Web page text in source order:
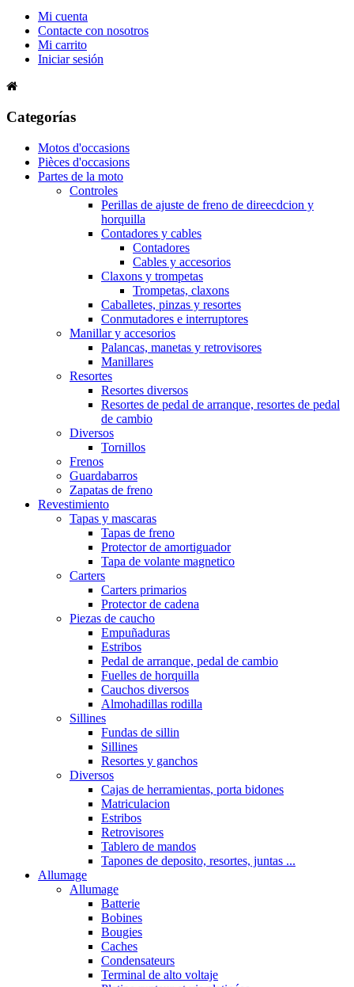
Mi cuenta
Contacte con nosotros
Mi carrito
Iniciar sesión
Categorías
Motos d'occasions
Pièces d'occasions
Partes de la moto
Controles
Perillas de ajuste de freno de direecdcion y
horquilla
Contadores y cables
Contadores
Cables y accesorios
Claxons y trompetas
Trompetas, claxons
Caballetes, pinzas y resortes
Conmutadores e interruptores
Manillar y accesorios
Palancas, manetas y retrovisores
Manillares
Resortes
Resortes diversos
Resortes de pedal de arranque, resortes de pedal
de cambio
Diversos
Tornillos
Frenos
Guardabarros
Zapatas de freno
Revestimiento
Tapas y mascaras
Tapas de freno
Protector de amortiguador
Tapa de volante magnetico
Carters
Carters primarios
Protector de cadena
Piezas de caucho
Empuñaduras
Estribos
Pedal de arranque, pedal de cambio
Fuelles de horquilla
Cauchos diversos
Almohadillas rodilla
Sillines
Fundas de sillin
Sillines
Resortes y ganchos
Diversos
Cajas de herramientas, porta bidones
Matriculacion
Estribos
Retrovisores
Tablero de mandos
Tapones de deposito, resortes, juntas ...
Allumage
Allumage
Batterie
Bobines
Bougies
Caches
Condensateurs
Terminal de alto voltaje